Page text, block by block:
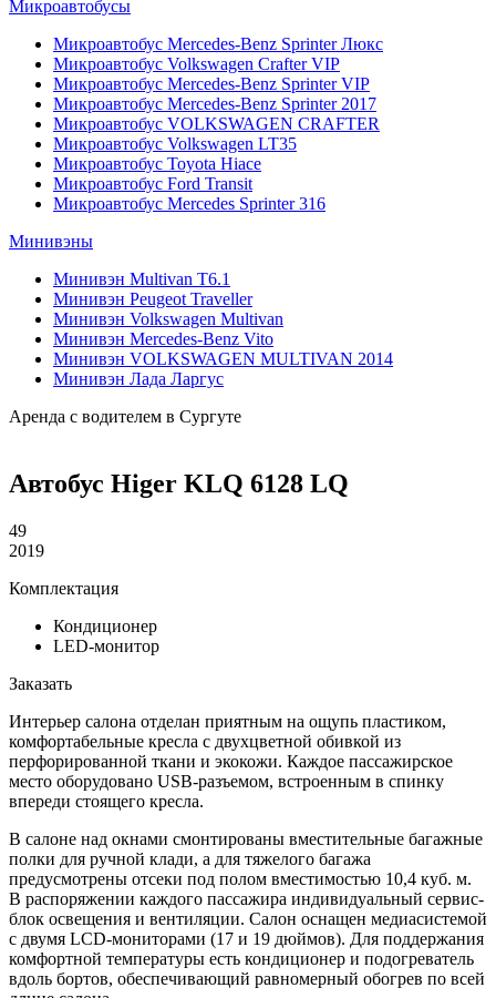
Микроавтобусы
Микроавтобус Mercedes-Benz Sprinter Люкс
Микроавтобус Volkswagen Crafter VIP
Микроавтобус Mercedes-Benz Sprinter VIP
Микроавтобус Mercedes-Benz Sprinter 2017
Микроавтобус VOLKSWAGEN CRAFTER
Микроавтобус Volkswagen LT35
Микроавтобус Toyota Hiace
Микроавтобус Ford Transit
Микроавтобус Mercedes Sprinter 316
Минивэны
Минивэн Multivan Т6.1
Минивэн Peugeot Traveller
Минивэн Volkswagen Multivan
Минивэн Mercedes-Benz Vito
Минивэн VOLKSWAGEN MULTIVAN 2014
Минивэн Лада Ларгус
Аренда с водителем в Сургуте
Автобус Higer KLQ 6128 LQ
49
2019
Комплектация
Кондиционер
LED-монитор
Заказать
Интерьер салона отделан приятным на ощупь пластиком,
комфортабельные кресла с двухцветной обивкой из
перфорированной ткани и экокожи. Каждое пассажирское
место оборудовано USB-разъемом, встроенным в спинку
впереди стоящего кресла.
В салоне над окнами смонтированы вместительные багажные
полки для ручной клади, а для тяжелого багажа
предусмотрены отсеки под полом вместимостью 10,4 куб. м.
В распоряжении каждого пассажира индивидуальный сервис-
блок освещения и вентиляции. Салон оснащен медиасистемой
с двумя LCD-мониторами (17 и 19 дюймов). Для поддержания
комфортной температуры есть кондиционер и подогреватель
вдоль бортов, обеспечивающий равномерный обогрев по всей